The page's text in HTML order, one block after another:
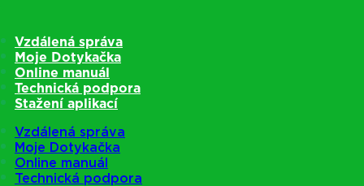
Vzdálená správa
Moje Dotykačka
Online manuál
Technická podpora
Stažení aplikací
Vzdálená správa
Moje Dotykačka
Online manuál
Technická podpora